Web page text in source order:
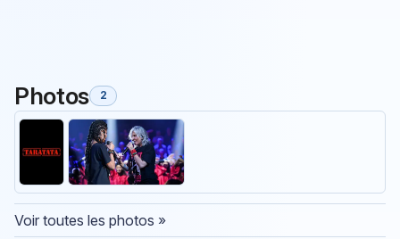
Photos 2
Voir toutes les photos »